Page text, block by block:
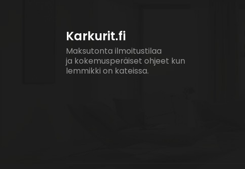
Karkurit.fi
Maksutonta ilmoitustilaa
ja kokemusperäiset ohjeet kun
lemmikki on kateissa.